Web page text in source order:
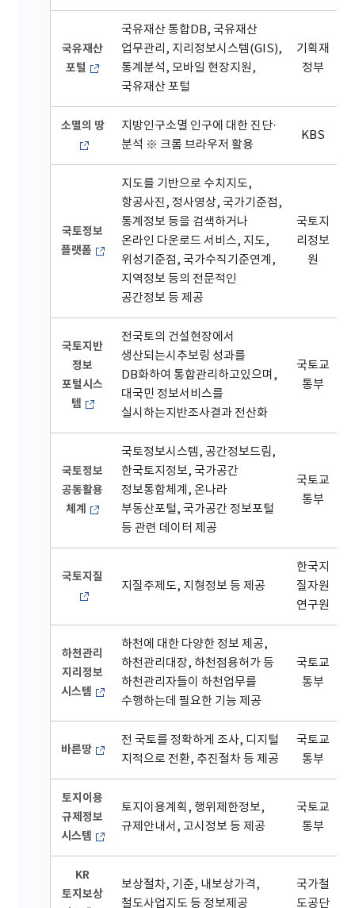
국유재산
포털
국유재산 통합DB, 국유재산
업무관리, 지리정보시스템(GIS),
통계분석, 모바일 현장지원,
국유재산 포털
기획재
정부
소멸의 땅
지방인구소멸 인구에 대한 진단·
분석 ※ 크롬 브라우저 활용
KBS
국토정보
플랫폼
지도를 기반으로 수치지도,
항공사진, 정사영상, 국가기준점,
통계정보 등을 검색하거나
온라인 다운로드 서비스, 지도,
위성기준점, 국가수직기준연계,
지역정보 등의 전문적인
공간정보 등 제공
국토지
리정보
원
국토지반
정보
포털시스
템
전국토의 건설현장에서
생산되는시추보링 성과를
DB화하여 통합관리하고있으며,
대국민 정보서비스를
실시하는지반조사결과 전산화
국토교
통부
국토정보
공동활용
체계
국토정보시스템, 공간정보드림,
한국토지정보, 국가공간
정보통합체계, 온나라
부동산포털, 국가공간 정보포털
등 관련 데이터 제공
국토교
통부
국토지질
지질주제도, 지형정보 등 제공
한국지
질자원
연구원
하천관리
지리정보
시스템
하천에 대한 다양한 정보 제공,
하천관리대장, 하천점용허가 등
하천관리자들이 하천업무를
수행하는데 필요한 기능 제공
국토교
통부
바른땅
전 국토를 정확하게 조사, 디지털
지적으로 전환, 추진절차 등 제공
국토교
통부
토지이용
규제정보
시스템
토지이용계획, 행위제한정보,
규제안내서, 고시정보 등 제공
국토교
통부
KR
토지보상
보상절차, 기준, 내보상가격,
철도사업지도 등 정보제공
국가철
도공단